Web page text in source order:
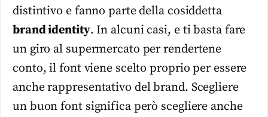
distintivo e fanno parte della cosiddetta
brand identity. In alcuni casi, e ti basta fare
un giro al supermercato per rendertene
conto, il font viene scelto proprio per essere
anche rappresentativo del brand. Scegliere
un buon font significa però scegliere anche